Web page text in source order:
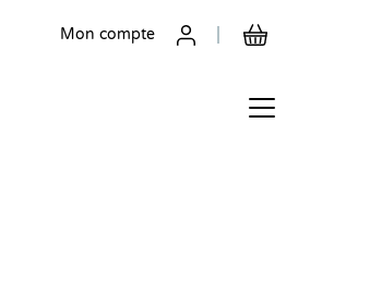
Mon compte